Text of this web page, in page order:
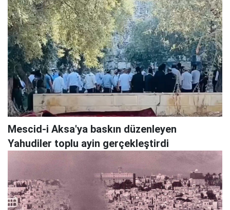
Mescid-i Aksa'ya baskın düzenleyen
Yahudiler toplu ayin gerçekleştirdi